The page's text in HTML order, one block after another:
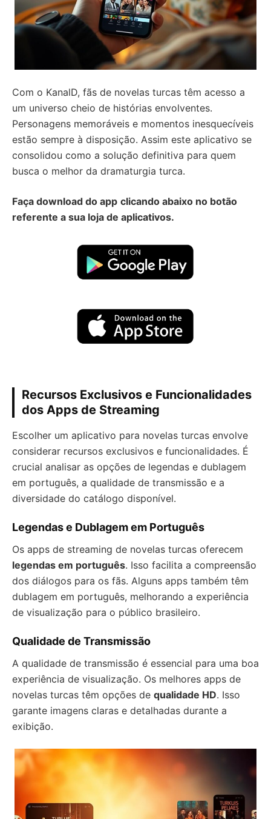
Com o KanalD, fãs de novelas turcas têm acesso a
um universo cheio de histórias envolventes.
Personagens memoráveis e momentos inesquecíveis
estão sempre à disposição. Assim este aplicativo se
consolidou como a solução definitiva para quem
busca o melhor da dramaturgia turca.
Faça download do app clicando abaixo no botão
referente a sua loja de aplicativos.
Recursos Exclusivos e Funcionalidades
dos Apps de Streaming
Escolher um aplicativo para novelas turcas envolve
considerar recursos exclusivos e funcionalidades. É
crucial analisar as opções de legendas e dublagem
em português, a qualidade de transmissão e a
diversidade do catálogo disponível.
Legendas e Dublagem em Português
Os apps de streaming de novelas turcas oferecem
legendas em português. Isso facilita a compreensão
dos diálogos para os fãs. Alguns apps também têm
dublagem em português, melhorando a experiência
de visualização para o público brasileiro.
Qualidade de Transmissão
A qualidade de transmissão é essencial para uma boa
experiência de visualização. Os melhores apps de
novelas turcas têm opções de qualidade HD. Isso
garante imagens claras e detalhadas durante a
exibição.